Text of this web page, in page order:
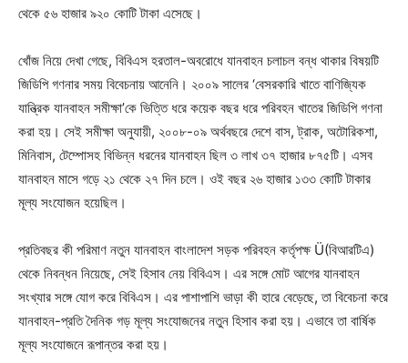
থেকে ৫৬ হাজার ৯২০ কোটি টাকা এসেছে।
খোঁজ নিয়ে দেখা গেছে, বিবিএস হরতাল-অবরোধে যানবাহন চলাচল বন্ধ থাকার বিষয়টি
জিডিপি গণনার সময় বিবেচনায় আনেনি। ২০০৯ সালের ‘বেসরকারি খাতে বাণিজ্যিক
যান্ত্রিক যানবাহন সমীক্ষা’কে ভিত্তি ধরে কয়েক বছর ধরে পরিবহন খাতের জিডিপি গণনা
করা হয়। সেই সমীক্ষা অনুযায়ী, ২০০৮-০৯ অর্থবছরে দেশে বাস, ট্রাক, অটোরিকশা,
মিনিবাস, টেম্পোসহ বিভিন্ন ধরনের যানবাহন ছিল ৩ লাখ ৩৭ হাজার ৮৭৫টি। এসব
যানবাহন মাসে গড়ে ২১ থেকে ২৭ দিন চলে। ওই বছর ২৬ হাজার ১৩৩ কোটি টাকার
মূল্য সংযোজন হয়েছিল।
প্রতিবছর কী পরিমাণ নতুন যানবাহন বাংলাদেশ সড়ক পরিবহন কর্তৃপক্ষ Ü(বিআরটিএ)
থেকে নিবন্ধন নিয়েছে, সেই হিসাব নেয় বিবিএস। এর সঙ্গে মোট আগের যানবাহন
সংখ্যার সঙ্গে যোগ করে বিবিএস। এর পাশাপাশি ভাড়া কী হারে বেড়েছে, তা বিবেচনা করে
যানবাহন-প্রতি দৈনিক গড় মূল্য সংযোজনের নতুন হিসাব করা হয়। এভাবে তা বার্ষিক
মূল্য সংযোজনে রূপান্তর করা হয়।